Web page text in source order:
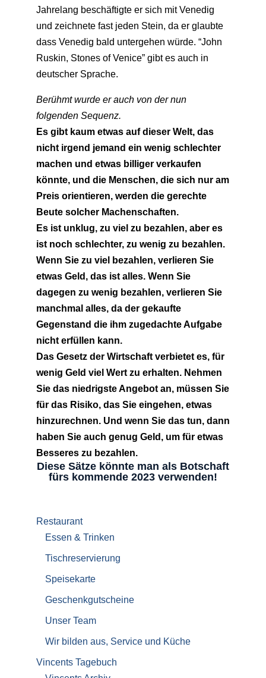
Jahrelang beschäftigte er sich mit Venedig
und zeichnete fast jeden Stein, da er glaubte
dass Venedig bald untergehen würde. “John
Ruskin, Stones of Venice” gibt es auch in
deutscher Sprache.
Berühmt wurde er auch von der nun
folgenden Sequenz.
Es gibt kaum etwas auf dieser Welt, das
nicht irgend jemand ein wenig schlechter
machen und etwas billiger verkaufen
könnte, und die Menschen, die sich nur am
Preis orientieren, werden die gerechte
Beute solcher Machenschaften.
Es ist unklug, zu viel zu bezahlen, aber es
ist noch schlechter, zu wenig zu bezahlen.
Wenn Sie zu viel bezahlen, verlieren Sie
etwas Geld, das ist alles. Wenn Sie
dagegen zu wenig bezahlen, verlieren Sie
manchmal alles, da der gekaufte
Gegenstand die ihm zugedachte Aufgabe
nicht erfüllen kann.
Das Gesetz der Wirtschaft verbietet es, für
wenig Geld viel Wert zu erhalten. Nehmen
Sie das niedrigste Angebot an, müssen Sie
für das Risiko, das Sie eingehen, etwas
hinzurechnen. Und wenn Sie das tun, dann
haben Sie auch genug Geld, um für etwas
Besseres zu bezahlen.
Diese Sätze könnte man als Botschaft
fürs kommende 2023 verwenden!
Restaurant
Essen & Trinken
Tischreservierung
Speisekarte
Geschenkgutscheine
Unser Team
Wir bilden aus, Service und Küche
Vincents Tagebuch